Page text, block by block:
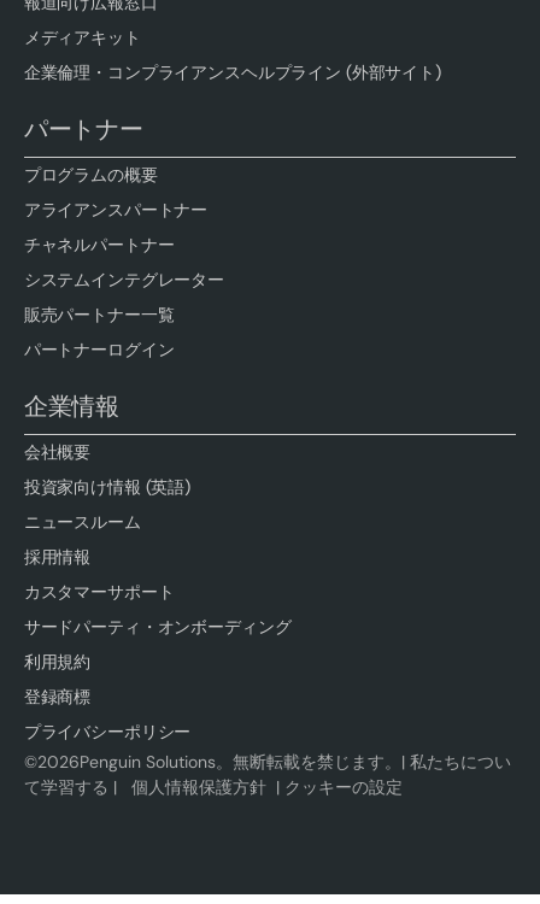
メディアキット
企業倫理・コンプライアンスヘルプライン (外部サイト)
パートナー
プログラムの概要
アライアンスパートナー
チャネルパートナー
システムインテグレーター
販売パートナー一覧
パートナーログイン
企業情報
会社概要
投資家向け情報 (英語)
ニュースルーム
採用情報
カスタマーサポート
サードパーティ・オンボーディング
利用規約
登録商標
プライバシーポリシー
©2026Penguin Solutions。無断転載を禁じます。|私たちについ
て学習する | 個人情報保護方針 | クッキーの設定